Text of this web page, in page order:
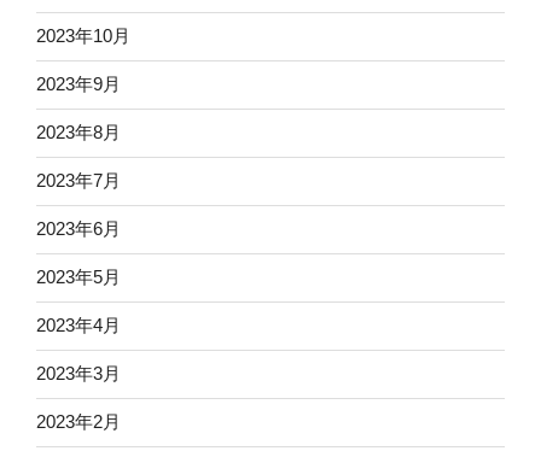
2023年10月
2023年9月
2023年8月
2023年7月
2023年6月
2023年5月
2023年4月
2023年3月
2023年2月